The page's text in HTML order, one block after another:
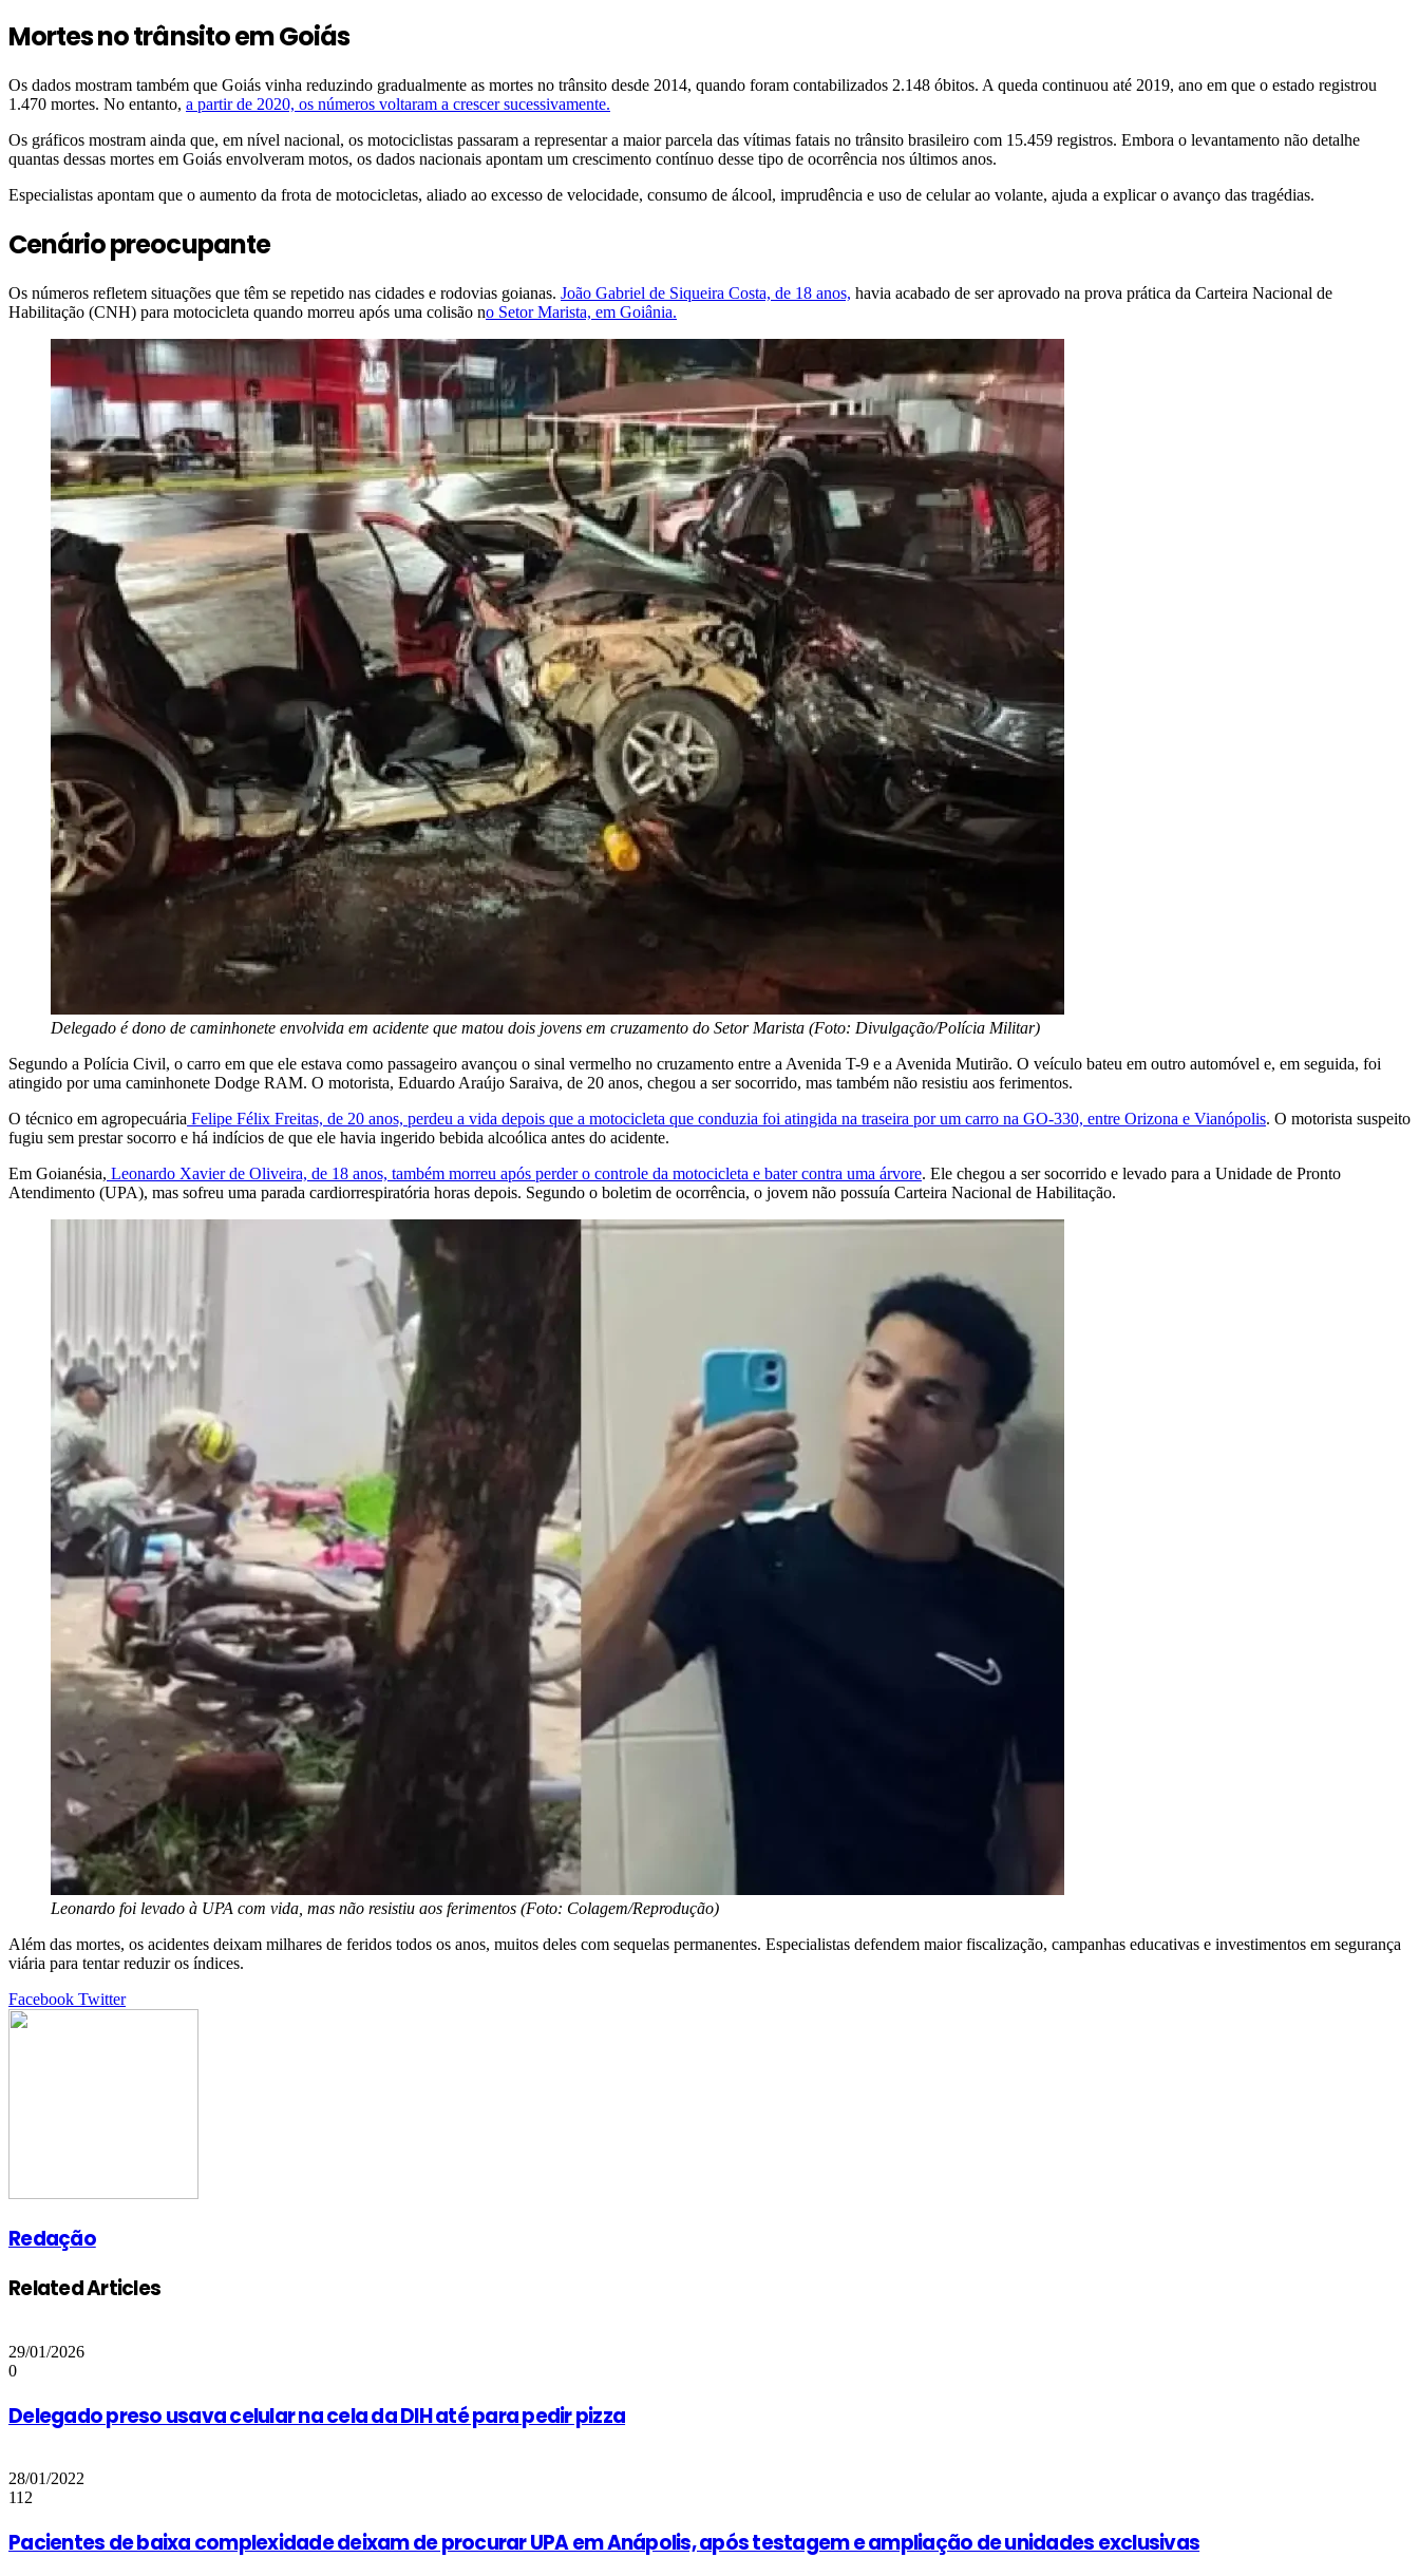
Mortes no trânsito em Goiás
Os dados mostram também que Goiás vinha reduzindo gradualmente as mortes no trânsito desde 2014, quando foram contabilizados 2.148 óbitos. A queda continuou até 2019, ano em que o estado registrou
1.470 mortes. No entanto, a partir de 2020, os números voltaram a crescer sucessivamente.
Os gráficos mostram ainda que, em nível nacional, os motociclistas passaram a representar a maior parcela das vítimas fatais no trânsito brasileiro com 15.459 registros. Embora o levantamento não detalhe
quantas dessas mortes em Goiás envolveram motos, os dados nacionais apontam um crescimento contínuo desse tipo de ocorrência nos últimos anos.
Especialistas apontam que o aumento da frota de motocicletas, aliado ao excesso de velocidade, consumo de álcool, imprudência e uso de celular ao volante, ajuda a explicar o avanço das tragédias.
Cenário preocupante
Os números refletem situações que têm se repetido nas cidades e rodovias goianas. João Gabriel de Siqueira Costa, de 18 anos, havia acabado de ser aprovado na prova prática da Carteira Nacional de
Habilitação (CNH) para motocicleta quando morreu após uma colisão no Setor Marista, em Goiânia.
Delegado é dono de caminhonete envolvida em acidente que matou dois jovens em cruzamento do Setor Marista (Foto: Divulgação/Polícia Militar)
Segundo a Polícia Civil, o carro em que ele estava como passageiro avançou o sinal vermelho no cruzamento entre a Avenida T-9 e a Avenida Mutirão. O veículo bateu em outro automóvel e, em seguida, foi
atingido por uma caminhonete Dodge RAM. O motorista, Eduardo Araújo Saraiva, de 20 anos, chegou a ser socorrido, mas também não resistiu aos ferimentos.
O técnico em agropecuária Felipe Félix Freitas, de 20 anos, perdeu a vida depois que a motocicleta que conduzia foi atingida na traseira por um carro na GO-330, entre Orizona e Vianópolis. O motorista suspeito
fugiu sem prestar socorro e há indícios de que ele havia ingerido bebida alcoólica antes do acidente.
Em Goianésia, Leonardo Xavier de Oliveira, de 18 anos, também morreu após perder o controle da motocicleta e bater contra uma árvore. Ele chegou a ser socorrido e levado para a Unidade de Pronto
Atendimento (UPA), mas sofreu uma parada cardiorrespiratória horas depois. Segundo o boletim de ocorrência, o jovem não possuía Carteira Nacional de Habilitação.
Leonardo foi levado à UPA com vida, mas não resistiu aos ferimentos (Foto: Colagem/Reprodução)
Além das mortes, os acidentes deixam milhares de feridos todos os anos, muitos deles com sequelas permanentes. Especialistas defendem maior fiscalização, campanhas educativas e investimentos em segurança
viária para tentar reduzir os índices.
Facebook TwitterGoogle+
LinkedIn
StumbleUpon
Tumblr
Pinterest
Reddit
VKontakte
Share
Print
Redação
Related Articles
29/01/2026
0
Delegado preso usava celular na cela da DIH até para pedir pizza
28/01/2022
112
Pacientes de baixa complexidade deixam de procurar UPA em Anápolis, após testagem e ampliação de unidades exclusivas